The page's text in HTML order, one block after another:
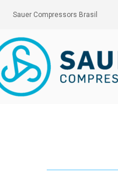
Sauer Compressors Brasil